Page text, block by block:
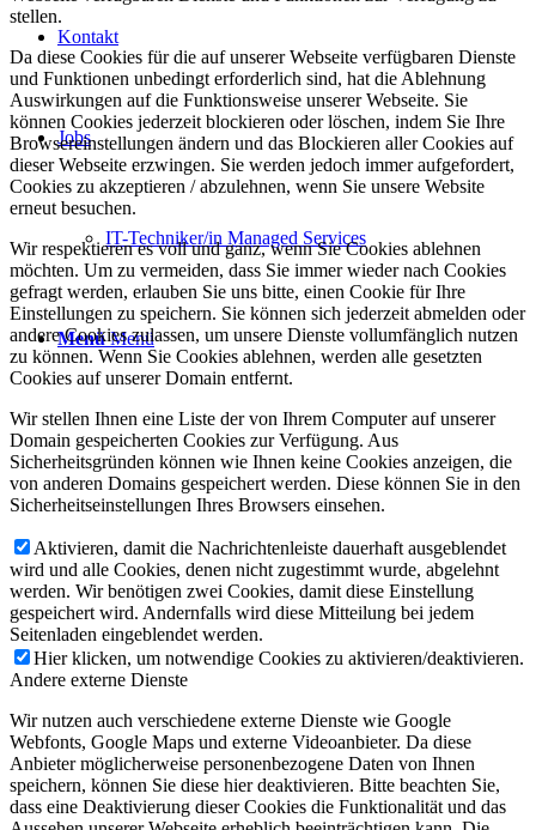
Kontakt
Jobs
IT-Techniker/in Managed Services
Menü Menü
stellen.
Da diese Cookies für die auf unserer Webseite verfügbaren Dienste
und Funktionen unbedingt erforderlich sind, hat die Ablehnung
Auswirkungen auf die Funktionsweise unserer Webseite. Sie
können Cookies jederzeit blockieren oder löschen, indem Sie Ihre
Browsereinstellungen ändern und das Blockieren aller Cookies auf
dieser Webseite erzwingen. Sie werden jedoch immer aufgefordert,
Cookies zu akzeptieren / abzulehnen, wenn Sie unsere Website
erneut besuchen.
Wir respektieren es voll und ganz, wenn Sie Cookies ablehnen
möchten. Um zu vermeiden, dass Sie immer wieder nach Cookies
gefragt werden, erlauben Sie uns bitte, einen Cookie für Ihre
Einstellungen zu speichern. Sie können sich jederzeit abmelden oder
andere Cookies zulassen, um unsere Dienste vollumfänglich nutzen
zu können. Wenn Sie Cookies ablehnen, werden alle gesetzten
Cookies auf unserer Domain entfernt.
Wir stellen Ihnen eine Liste der von Ihrem Computer auf unserer
Domain gespeicherten Cookies zur Verfügung. Aus
Sicherheitsgründen können wie Ihnen keine Cookies anzeigen, die
von anderen Domains gespeichert werden. Diese können Sie in den
Sicherheitseinstellungen Ihres Browsers einsehen.
Aktivieren, damit die Nachrichtenleiste dauerhaft ausgeblendet
wird und alle Cookies, denen nicht zugestimmt wurde, abgelehnt
werden. Wir benötigen zwei Cookies, damit diese Einstellung
gespeichert wird. Andernfalls wird diese Mitteilung bei jedem
Seitenladen eingeblendet werden.
Hier klicken, um notwendige Cookies zu aktivieren/deaktivieren.
Andere externe Dienste
Wir nutzen auch verschiedene externe Dienste wie Google
Webfonts, Google Maps und externe Videoanbieter. Da diese
Anbieter möglicherweise personenbezogene Daten von Ihnen
speichern, können Sie diese hier deaktivieren. Bitte beachten Sie,
dass eine Deaktivierung dieser Cookies die Funktionalität und das